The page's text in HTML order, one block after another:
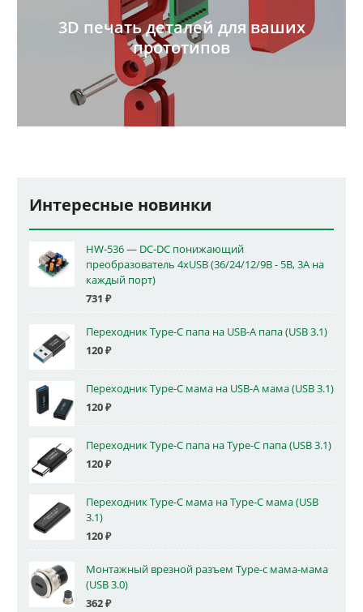
3D печать деталей для ваших
прототипов
Интересные новинки
HW-536 — DC-DC понижающий
преобразователь 4xUSB (36/24/12/9В - 5В, 3А на
каждый порт)
731 ₽
Переходник Type-C папа на USB-A папа (USB 3.1)
120₽
Переходник Type-C мама на USB-A мама (USB 3.1)
120₽
Переходник Type-C папа на Type-C папа (USB 3.1)
120₽
Переходник Type-C мама на Type-C мама (USB
3.1)
120₽
Монтажный врезной разъем Type-c мама-мама
(USB 3.0)
362₽